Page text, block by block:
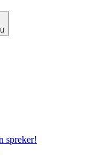
spreker!